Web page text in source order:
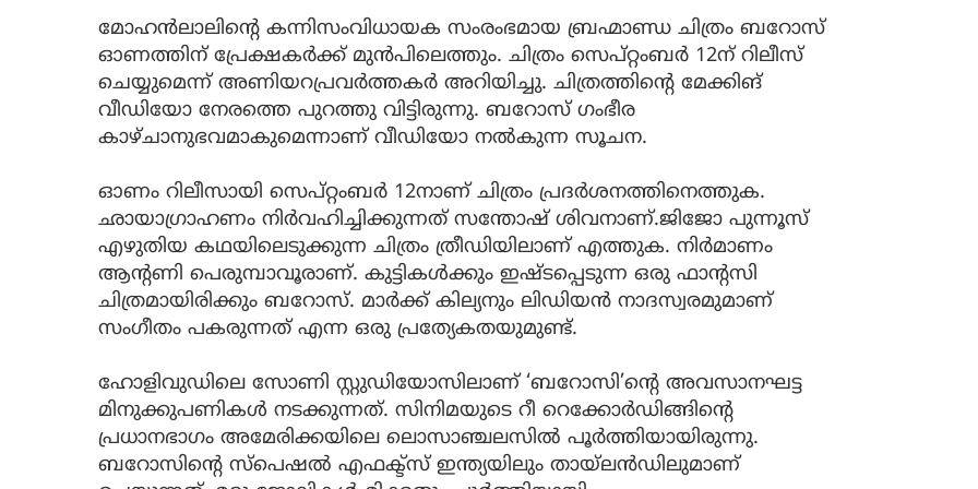
മോഹൻലാലിന്റെ കന്നിസംവിധായക സംരംഭമായ ബ്രഹ്മാണ്ഡ ചിത്രം ബറോസ്
ഓണത്തിന് പ്രേക്ഷകർക്ക് മുൻപിലെത്തും. ചിത്രം സെപ്റ്റംബർ 12ന് റിലീസ്
ചെയ്യുമെന്ന് അണിയറപ്രവർത്തകർ അറിയിച്ചു. ചിത്രത്തിന്റെ മേക്കിങ്
വീഡിയോ നേരത്തെ പുറത്തു വിട്ടിരുന്നു. ബറോസ് ഗംഭീര
കാഴ്ചാനുഭവമാകുമെന്നാണ് വീഡിയോ നൽകുന്ന സൂചന.
ഓണം റിലീസായി സെപ്റ്റംബര്‍ 12നാണ് ചിത്രം പ്രദര്‍ശനത്തിനെത്തുക.
ഛായാഗ്രാഹണം നിര്‍വഹിച്ചിക്കുന്നത് സന്തോഷ് ശിവനാണ്.ജിജോ പുന്നൂസ്
എഴുതിയ കഥയിലെടുക്കുന്ന ചിത്രം ത്രീഡിയിലാണ് എത്തുക. നിര്‍മാണം
ആന്റണി പെരുമ്പാവൂരാണ്. കുട്ടികള്‍ക്കും ഇഷ്‍ടപ്പെടുന്ന ഒരു ഫാന്റസി
ചിത്രമായിരിക്കും ബറോസ്. മാര്‍ക്ക് കില്യനും ലിഡിയൻ നാദസ്വരമുമാണ്
സംഗീതം പകരുന്നത് എന്ന ഒരു പ്രത്യേകതയുമുണ്ട്.
ഹോളിവുഡിലെ സോണി സ്റ്റുഡിയോസിലാണ് ‘ബറോസി’ന്റെ അവസാനഘട്ട
മിനുക്കുപണികൾ നടക്കുന്നത്. സിനിമയുടെ റീ റെക്കോര്‍ഡിങ്ങിന്റെ
പ്രധാനഭാഗം അമേരിക്കയിലെ ലൊസാഞ്ചലസില്‍ പൂര്‍ത്തിയായിരുന്നു.
ബറോസിന്റെ സ്പെഷല്‍ എഫക്ട്സ് ഇന്ത്യയിലും തായ്ലന്‍ഡ‍ിലുമാണ്